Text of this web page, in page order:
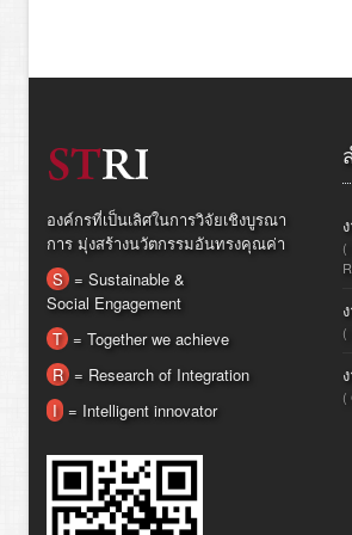
องค์กรที่เป็นเลิศในการวิจัยเชิงบูรณา
การ มุ่งสร้างนวัตกรรมอันทรงคุณค่า
S = Sustainable &
Social Engagement
T = Together we achieve
R = Research of Integration
I = Intelligent innovator
(
(
(